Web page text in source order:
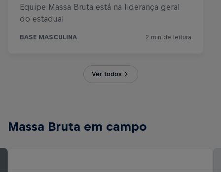
Ver todos
Massa Bruta em campo